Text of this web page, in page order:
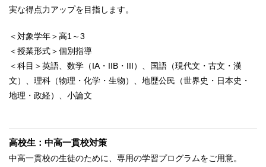
実な得点力アップを目指します。
＜対象学年＞高1～3
＜授業形式＞個別指導
＜科目＞英語、数学（IA・IIB・III）、国語（現代文・古文・漢
文）、理科（物理・化学・生物）、地歴公民（世界史・日本史・
地理・政経）、小論文
高校生：中高一貫校対策
中高一貫校の生徒のために、専用の学習プログラムをご用意。